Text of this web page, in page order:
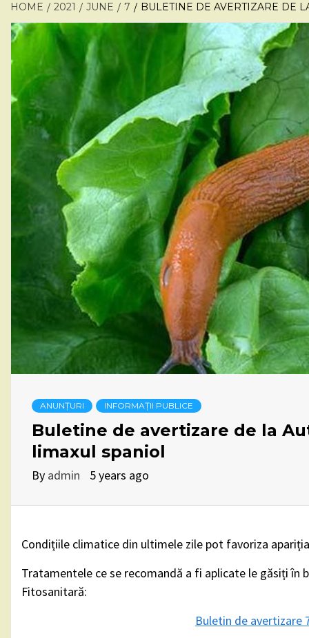
HOME 2021 JUNE 7 BULETINE DE AVERTIZARE DE
ANUNȚURI INFORMAȚII PUBLICE
Buletine de avertizare de la
limaxul spaniol
By admin 5 years ago
Condițiile climatice din ultimele zile pot favoriza
Tratamentele ce se recomandă a fi aplicate le găsiți
Fitosanitară:
Buletin de avertizare